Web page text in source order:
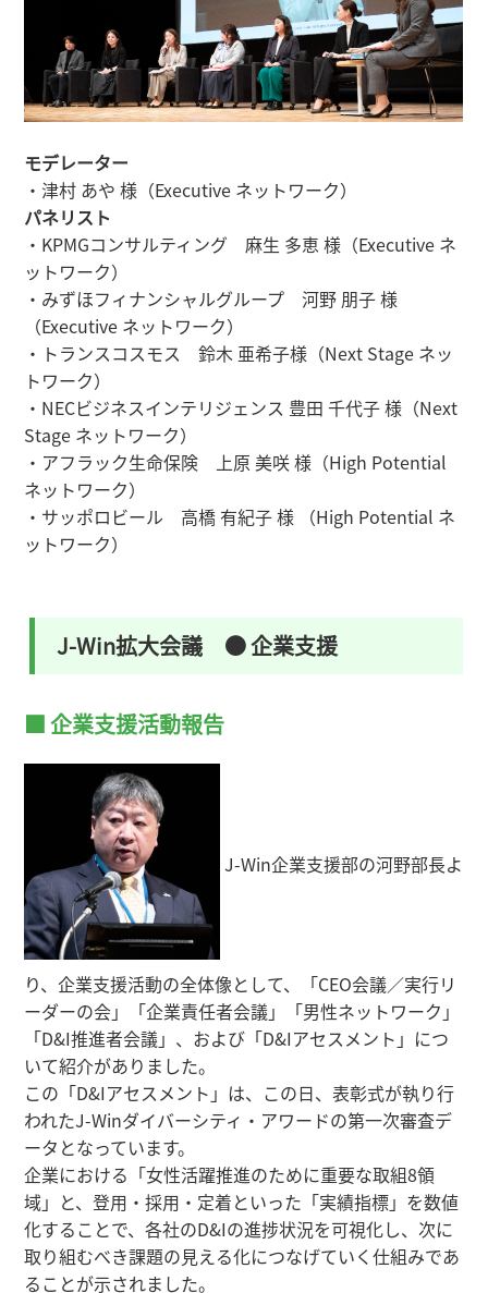
モデレーター
・津村 あや 様（Executive ネットワーク）
パネリスト
・KPMGコンサルティング 麻生 多恵 様（Executive ネ
ットワーク）
・みずほフィナンシャルグループ 河野 朋子 様
（Executive ネットワーク）
・トランスコスモス 鈴木 亜希子様（Next Stage ネッ
トワーク）
・NECビジネスインテリジェンス 豊田 千代子 様（Next
Stage ネットワーク）
・アフラック生命保険 上原 美咲 様（High Potential
ネットワーク）
・サッポロビール 高橋 有紀子 様 （High Potential ネ
ットワーク）
J-Win拡大会議 ● 企業支援
■ 企業支援活動報告
J-Win企業支援部の河野部長よ
り、企業支援活動の全体像として、「CEO会議／実行リ
ーダーの会」「企業責任者会議」「男性ネットワーク」
「D&I推進者会議」、および「D&Iアセスメント」につ
いて紹介がありました。
この「D&Iアセスメント」は、この日、表彰式が執り行
われたJ-Winダイバーシティ・アワードの第一次審査デ
ータとなっています。
企業における「女性活躍推進のために重要な取組8領
域」と、登用・採用・定着といった「実績指標」を数値
化することで、各社のD&Iの進捗状況を可視化し、次に
取り組むべき課題の見える化につなげていく仕組みであ
ることが示されました。